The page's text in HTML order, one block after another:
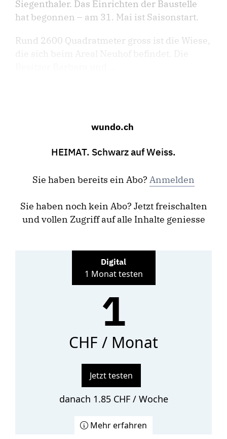
Siegenthaler. Das Einrichten der Baustelle
hat begonnen – am 31. Mai ist Saisonstart.
Rund 2600 Quadratmeter gross ist die Wiese,
wundo.ch
HEIMAT. Schwarz auf Weiss.
Sie haben bereits ein Abo? Anmelden
Sie haben noch kein Abo? Jetzt freischalten
und vollen Zugriff auf alle Inhalte geniesse
Digital
1 Monat testen
1
CHF / Monat
Jetzt testen
danach 1.85 CHF / Woche
Mehr erfahren